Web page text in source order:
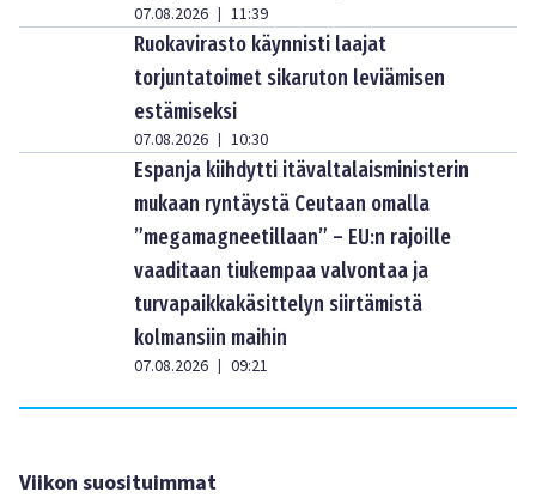
07.08.2026 | 11:39
Ruokavirasto käynnisti laajat
torjuntatoimet sikaruton leviämisen
estämiseksi
07.08.2026 | 10:30
Espanja kiihdytti itävaltalaisministerin
mukaan ryntäystä Ceutaan omalla
”megamagneetillaan” – EU:n rajoille
vaaditaan tiukempaa valvontaa ja
turvapaikkakäsittelyn siirtämistä
kolmansiin maihin
07.08.2026 | 09:21
Viikon suosituimmat